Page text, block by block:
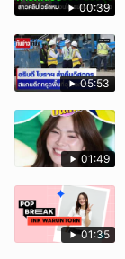
00:39
05:53
01:49
01:35